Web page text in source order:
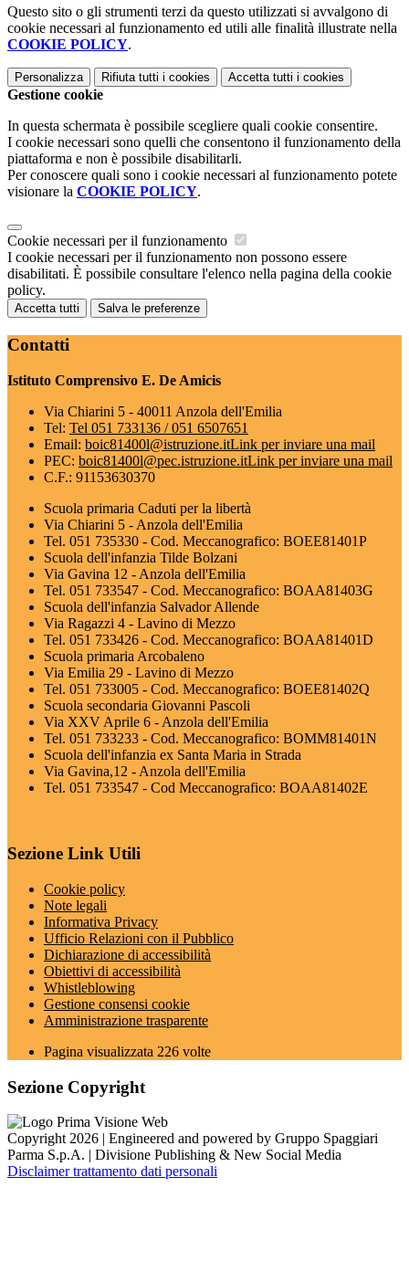
Questo sito o gli strumenti terzi da questo utilizzati si avvalgono di
cookie necessari al funzionamento ed utili alle finalità illustrate nella
COOKIE POLICY.
Personalizza Rifiuta tutti i cookies Accetta tutti i cookies
Gestione cookie
In questa schermata è possibile scegliere quali cookie consentire.
I cookie necessari sono quelli che consentono il funzionamento della
piattaforma e non è possibile disabilitarli.
Per conoscere quali sono i cookie necessari al funzionamento potete
visionare la COOKIE POLICY.
Cookie necessari per il funzionamento
I cookie necessari per il funzionamento non possono essere
disabilitati. È possibile consultare l'elenco nella pagina della cookie
policy.
Accetta tutti Salva le preferenze
Contatti
Istituto Comprensivo E. De Amicis
Via Chiarini 5 - 40011 Anzola dell'Emilia
Tel: Tel 051 733136 / 051 6507651
Email: boic81400l@istruzione.itLink per inviare una mail
PEC: boic81400l@pec.istruzione.itLink per inviare una mail
C.F.: 91153630370
Scuola primaria Caduti per la libertà
Via Chiarini 5 - Anzola dell'Emilia
Tel. 051 735330 - Cod. Meccanografico: BOEE81401P
Scuola dell'infanzia Tilde Bolzani
Via Gavina 12 - Anzola dell'Emilia
Tel. 051 733547 - Cod. Meccanografico: BOAA81403G
Scuola dell'infanzia Salvador Allende
Via Ragazzi 4 - Lavino di Mezzo
Tel. 051 733426 - Cod. Meccanografico: BOAA81401D
Scuola primaria Arcobaleno
Via Emilia 29 - Lavino di Mezzo
Tel. 051 733005 - Cod. Meccanografico: BOEE81402Q
Scuola secondaria Giovanni Pascoli
Via XXV Aprile 6 - Anzola dell'Emilia
Tel. 051 733233 - Cod. Meccanografico: BOMM81401N
Scuola dell'infanzia ex Santa Maria in Strada
Via Gavina,12 - Anzola dell'Emilia
Tel. 051 733547 - Cod Meccanografico: BOAA81402E
Sezione Link Utili
Cookie policy
Note legali
Informativa Privacy
Ufficio Relazioni con il Pubblico
Dichiarazione di accessibilità
Obiettivi di accessibilità
Whistleblowing
Gestione consensi cookie
Amministrazione trasparente
Pagina visualizzata 226 volte
Sezione Copyright
Copyright 2026 | Engineered and powered by Gruppo Spaggiari
Parma S.p.A. | Divisione Publishing & New Social Media
Disclaimer trattamento dati personali